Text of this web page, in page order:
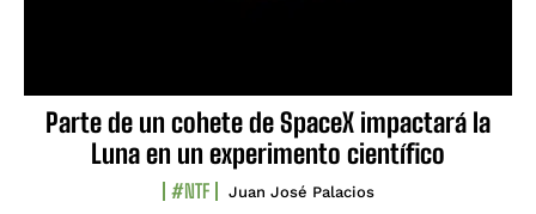
Parte de un cohete de SpaceX impactará la
Luna en un experimento científico
#NTF Juan José Palacios